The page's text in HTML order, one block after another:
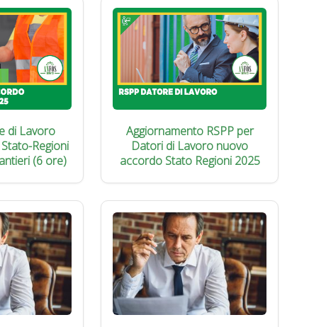
di Lavoro
Regioni
(6 ore)
Aggiornamento RSPP per
Datori di Lavoro nuovo
accordo Stato Regioni 2025